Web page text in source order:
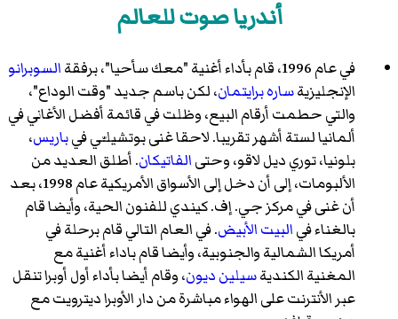
أندريا صوت للعالم
في عام 1996، قام بأداء أغنية "معك سأحيا"، برفقة
السوبرانو
الإنجليزيةساره برايتمان، لكن باسم جديد "وقت الوداع"،
والتي حطمت أرقام البيع، وظلت في قائمة أفضل الأغاني في
ألمانيا لستة أشهر تقريبا. لاحقا غنى بوتشيلـّي فيباريس،
بلونيا،توري ديل لاقو، وحتىالفاتيكان. أطلق العديد من
الألبومات، إلى أن دخل إلى الأسواق الأمريكية عام 1998، بعد
أن غنى فيمركز جي. إف. كيندي للفنون الحية، وأيضا قام
بالغناء فيالبيت الأبيض. في العام التالي قام برحلة في
أمريكا الشمالية والجنوبية، وأيضا قام باداء أغنية مع
المغنية الكنديةسيلين ديون، وقام أيضا بأداء أول أوبرا تنقل
عبر الأنترنت على الهواء مباشرة مندار الأوبرا ديترويتمع